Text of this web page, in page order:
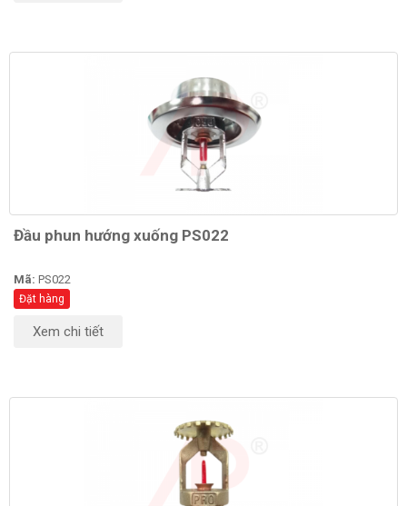
Đầu phun hướng xuống PS022
Mã: PS022
Đặt hàng
Xem chi tiết